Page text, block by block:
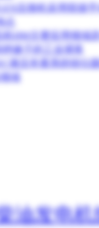
压接机采用双级
机HM主要应用领域
缘子的工业灌浆
液压夹紧系统钳位
域
油发电机